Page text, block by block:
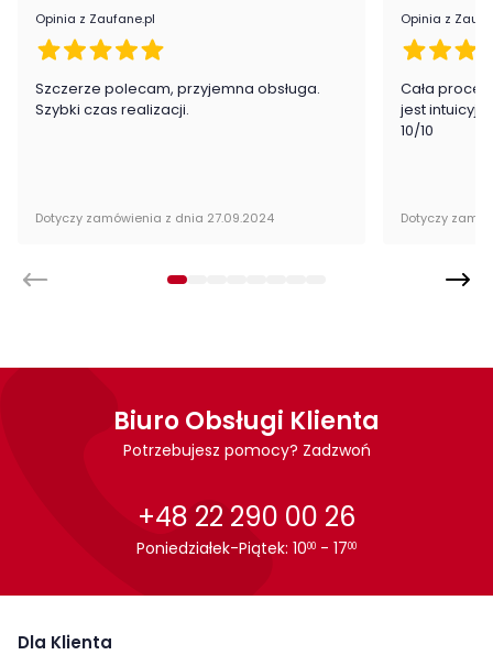
samodzielnego montażu.
98 cm
96 cm
Opinia z Zaufane.pl
Szczerze polecam, przyjemna obsługa.
Szybki czas realizacji.
Dotyczy zamówienia z dnia 27.09.2024
Opinia z
Cała
jest
10/10
Dotyczy
Biuro Obsługi Klienta
Potrzebujesz pomocy? Zadzwoń
+48 22 290 00 26
Poniedziałek-Piątek: 1000 - 1700
Dla Klienta